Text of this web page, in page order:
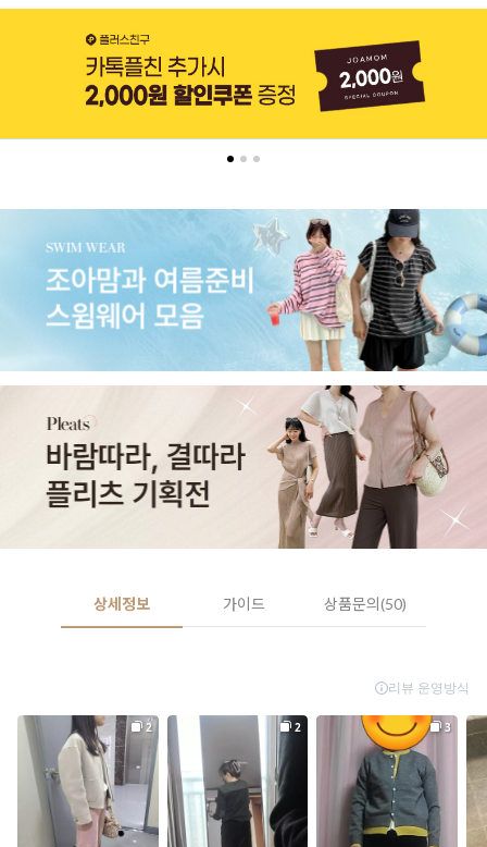
상세정보 가이드 상품문의(50)